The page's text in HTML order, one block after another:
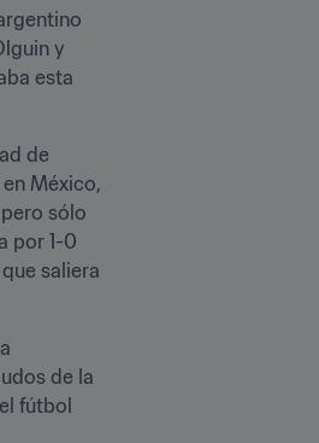
y
esta
de
México,
sólo
por 1-0
saliera
de la
fútbol